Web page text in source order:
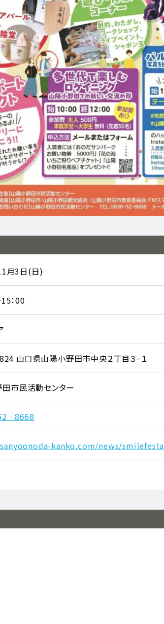
月3日(日)
：00
山口県山陽小野田市中央２丁目３−１
市民活動センター
kanko.com/news/smilefesta